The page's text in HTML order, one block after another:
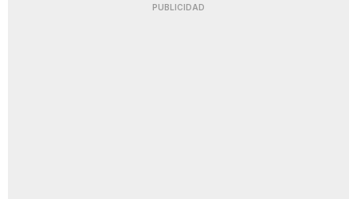
PUBLICIDAD